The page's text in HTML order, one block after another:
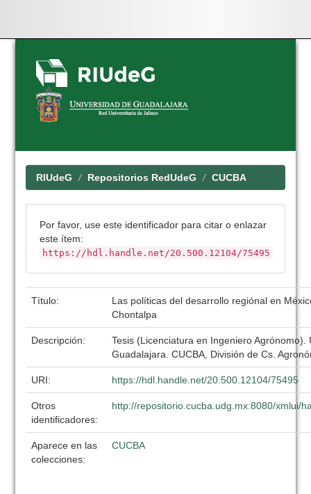
Skip
navigation
RIUdeG Repositorios RedUdeG CUCBA
Por favor, use este identificador para citar o enlazar
este ítem:
https://hdl.handle.net/20.500.12104/75495
Título:
Las políticas del desarrollo regiónal en
Chontalpa
Descripción:
Tesis (Licenciatura en Ingeniero Agrónomo).
Guadalajara. CUCBA, División de Cs.
URI: https://hdl.handle.net/20.500.12104/75495
Otros
identificadores:
http://repositorio.cucba.udg.mx:8080/xmlui/
Aparece en las
colecciones:
CUCBA